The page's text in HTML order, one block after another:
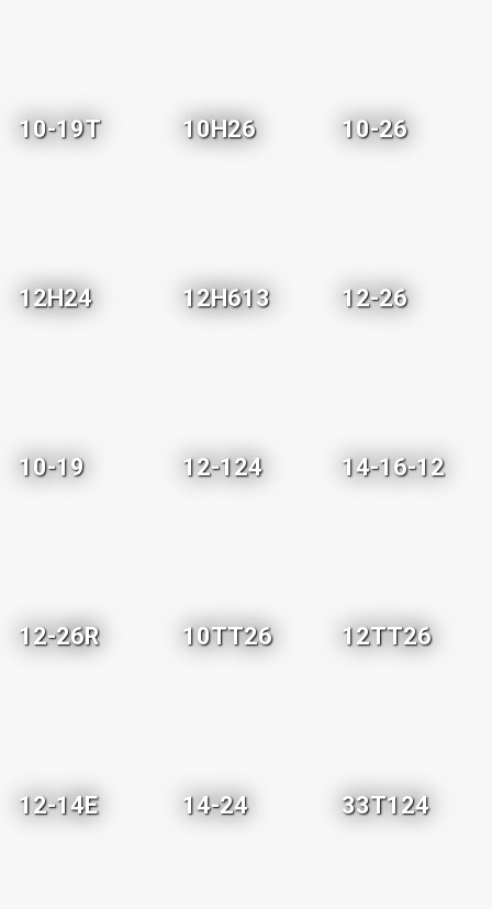
10-19T 10H26 10-26
12H24 12H613 12-26
10-19 12-124 14-16-12
12-26R 10TT26 12TT26
12-14E 14-24 33T124